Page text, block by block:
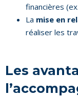
financières
La mise en
réaliser les
Les